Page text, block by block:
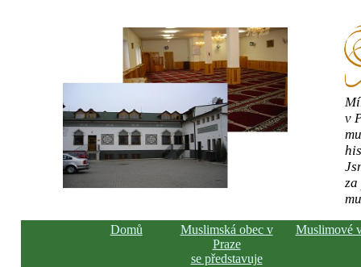
v
Domů
Muslimská obec v
Praze
se představuje
Muslimové